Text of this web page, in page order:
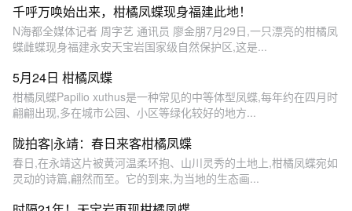
千呼万唤始出来，柑橘凤蝶现身福建此地！
N海都全媒体记者 周字艺 通讯员 廖金朋7月29日,一只漂亮的柑橘凤
蝶雌蝶现身福建永安天宝岩国家级自然保护区,这是...
5月24日 柑橘凤蝶
柑橘凤蝶Papilio xuthus是一种常见的中等体型凤蝶,每年约在四月时
翩翩出现,多在城市公园、小区等绿化较好的地方...
陇拍客|永靖：春日来客柑橘凤蝶
春日,在永靖这片被黄河温柔环抱、山川灵秀的土地上,柑橘凤蝶宛如
灵动的诗篇,翩然而至。它的到来,为当地的生态画...